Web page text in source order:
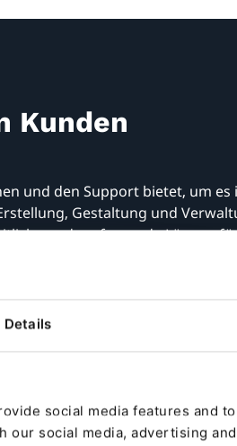
Details
social media features and
social media, advertising
Kunden
und den Support bietet, um
Gestaltung und
und umfassende Lösung
Datenplattform